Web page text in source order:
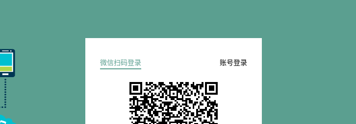
微信扫码登录 账号登录